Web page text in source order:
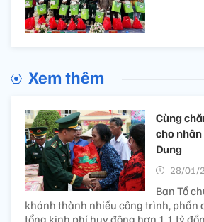
Xem thêm
Cùng
cho nhân
Dung
28/01/
Ban Tổ
khánh thành nhiều công trình, phần